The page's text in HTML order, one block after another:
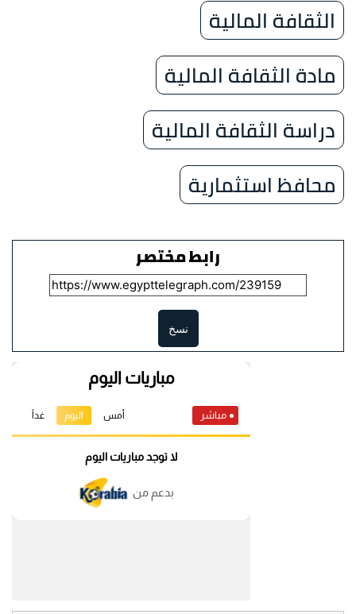
الثقافة المالية
مادة الثقافة المالية
دراسة الثقافة المالية
محافظ استثمارية
رابط مختصر
نسخ